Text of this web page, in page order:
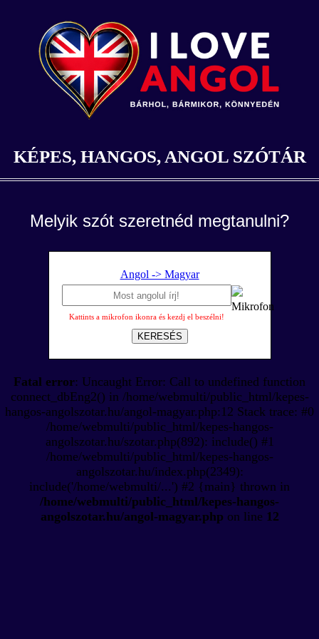
KÉPES, HANGOS, ANGOL SZÓTÁR
Melyik szót szeretnéd megtanulni?
Angol -> Magyar
Kattints a mikrofon ikonra és kezdj el beszélni!
KERESÉS
Fatal error: Uncaught Error: Call to undefined function
connect_dbEng2() in /home/webmulti/public_html/kepes-
hangos-angolszotar.hu/angol-magyar.php:12 Stack trace: #0
/home/webmulti/public_html/kepes-hangos-
angolszotar.hu/szotar.php(892): include() #1
/home/webmulti/public_html/kepes-hangos-
angolszotar.hu/index.php(2349):
include('/home/webmulti/...') #2 {main} thrown in
/home/webmulti/public_html/kepes-hangos-
angolszotar.hu/angol-magyar.php on line 12